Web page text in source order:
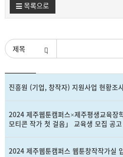
목록으로
검색조건
제
목
첨
부
등
록
일
진흥원 (기업, 창작자) 지원사업 현황조
2024 제주웹툰캠퍼스×제주평생교육장
모티콘 작가 첫 걸음」 교육생 모집 공고
2024 제주웹툰캠퍼스 웹툰창작작가실